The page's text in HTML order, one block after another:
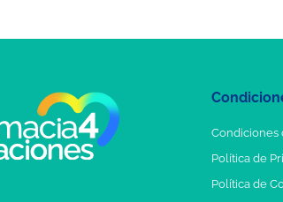
Condiciones
Política de
Política de